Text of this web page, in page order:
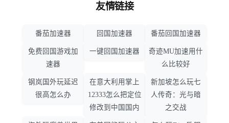
友情链接
番茄加速器 回国加速器 番茄回国加速器
免费回国游戏加
速器
一键回国加速器
奇迹MU加速用什
么比较好
钢岚国外玩延迟
很高怎么办
在意大利用掌上
12333怎么把定位
修改到中国国内
新加坡怎么玩七
人传奇：光与暗
之交战